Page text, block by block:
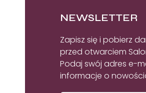
NEWSLETTER
Zapisz się i pobierz
przed otwarciem
Podaj swój adres e-
informacje o